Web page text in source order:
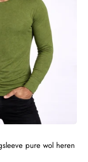
pure wol heren